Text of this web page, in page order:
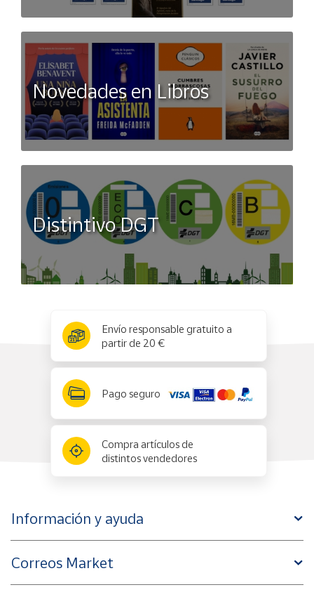
Novedades en Libros
Distintivo DGT
Envío responsable gratuito a
partir de 20 €
Pago seguro
Compra artículos de
distintos vendedores
Información y ayuda
Correos Market